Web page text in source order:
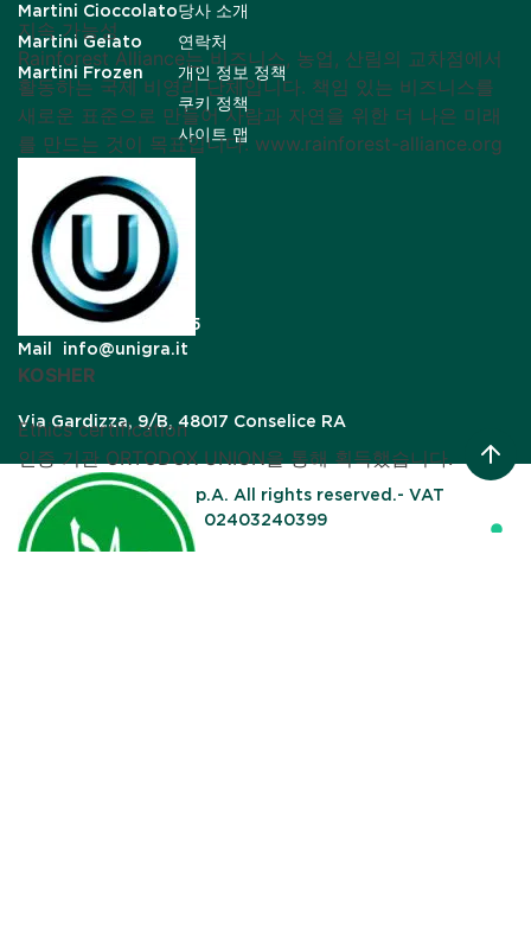
지속 가능성
Rainforest Alliance는 비즈니스, 농업, 산림의 교차점에서
활동하는 국제 비영리 단체입니다. 책임 있는 비즈니스를
새로운 표준으로 만들어 사람과 자연을 위한 더 나은 미래
를 만드는 것이 목표입니다. www.rainforest-alliance.org
KOSHER
Ethics certification
인증 기관 ORTODOX UNION을 통해 획득했습니다.
Martini Cioccolato
Martini Gelato
Martini Frozen
당사 소개
연락처
개인 정보 정책
쿠키 정책
사이트 맵
+39 0545 989511
+39 0545 989615
Mail
info@unigra.it
Via Gardizza, 9/B, 48017 Conselice RA
© UNIGRA S.p.A. All rights reserved.- VAT
02403240399